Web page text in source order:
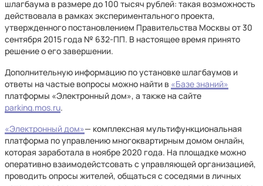
шлагбаума в размере до 100 тысяч рублей: такая возможность
действовала в рамках экспериментального проекта,
утвержденного постановлением Правительства Москвы от 30
сентября 2015 года № 632-ПП. В настоящее время принято
решение о его завершении.
Дополнительную информацию по установке шлагбаумов и
ответы на частые вопросы можно найти в «Базе знаний»
платформы «Электронный дом», а также на сайте
parking.mos.ru.
«Электронный дом»— комплексная мультифункциональная
платформа по управлению многоквартирным домом онлайн,
которая заработала в ноябре 2020 года. На площадке можно
оперативно взаимодейстсовать с управляющей организацией,
проводить опросы жителей, общаться с соседями в личных